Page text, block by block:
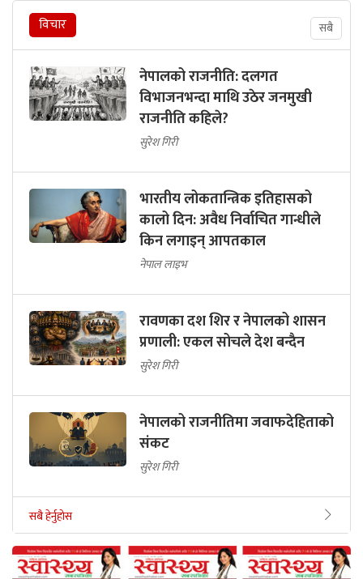
विचार सबै
नेपालको राजनीति: दलगत
विभाजनभन्दा माथि उठेर जनमुखी
राजनीति कहिले?
सुरेश गिरी
भारतीय लोकतान्त्रिक इतिहासको
कालो दिन: अवैध निर्वाचित गान्धीले
किन लगाइन् आपतकाल
नेपाल लाइभ
रावणका दश शिर र नेपालको शासन
प्रणाली: एकल सोचले देश बन्दैन
सुरेश गिरी
नेपालको राजनीतिमा जवाफदेहिताको
संकट
सुरेश गिरी
सबै हेर्नुहोस